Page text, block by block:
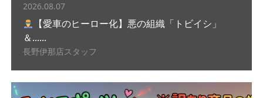
2026.08.07
【愛車のヒーロー化】悪の組織「トビイシ」
＆......
長野伊那店スタッフ